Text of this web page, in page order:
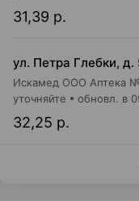
31,39 р.
ул. Петра Глебки,
Искамед ООО Аптека
32,25 р.
уточняйте обновл. в